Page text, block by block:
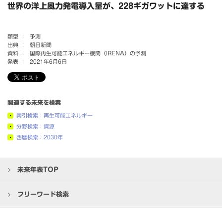
世界の洋上風力発電導入量が、228ギガワットに達する
類型 ：
予測
出典 ：
朝日新聞
資料 ：
国際再生可能エネルギー機関（IRENA）の予測
発表 ：
2021年6月6日
関連する未来を検索
索引検索：再生可能エネルギー
分野検索：資源
西暦検索：2030年
未来年表TOP
フリーワード検索